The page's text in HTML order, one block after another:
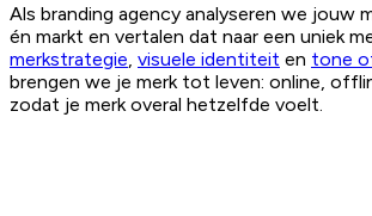
Als branding agency analyseren we jouw
én markt en vertalen dat naar een uniek
merkstrategie, visuele identiteit en tone
brengen we je merk tot leven: online,
zodat je merk overal hetzelfde voelt.